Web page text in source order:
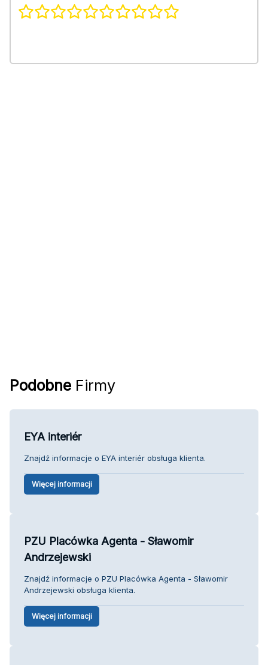
Podobne Firmy
EYA interiér
Znajdź informacje o EYA interiér obsługa klienta.
Więcej informacji
PZU Placówka Agenta - Sławomir
Andrzejewski
Znajdź informacje o PZU Placówka Agenta - Sławomir
Andrzejewski obsługa klienta.
Więcej informacji